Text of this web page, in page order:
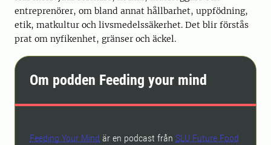
entreprenörer, om bland annat hållbarhet, uppfödning,
etik, matkultur och livsmedelssäkerhet. Det blir förstås
prat om nyfikenhet, gränser och äckel.
Om podden Feeding your mind
Feeding Your Mind är en podcast från SLU Future Food